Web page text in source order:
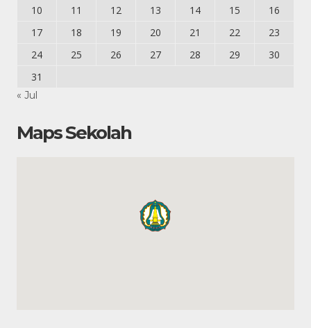
10
11 12 13 14 15
16
17
18 19 20 21 22
23
24
25 26 27 28 29
30
31
« Jul
Maps Sekolah